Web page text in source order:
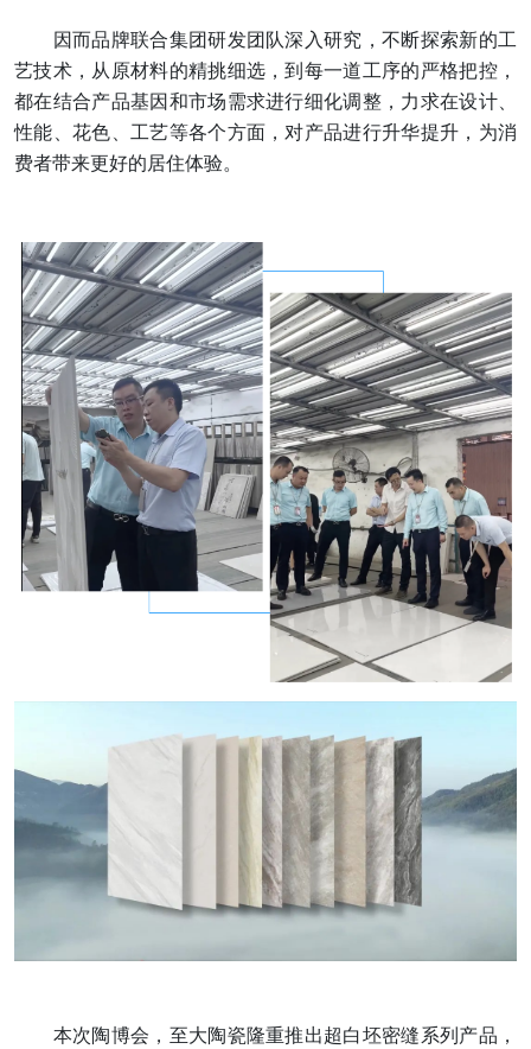
因而品牌联合集团研发团队深入研究，不断探索新的工
艺技术，从原材料的精挑细选，到每一道工序的严格把控，
都在结合产品基因和市场需求进行细化调整，力求在设计、
性能、花色、工艺等各个方面，对产品进行升华提升，为消
费者带来更好的居住体验。
本次陶博会，至大陶瓷隆重推出超白坯密缝系列产品，